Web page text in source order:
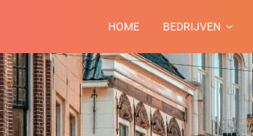
HOME BEDRIJVEN